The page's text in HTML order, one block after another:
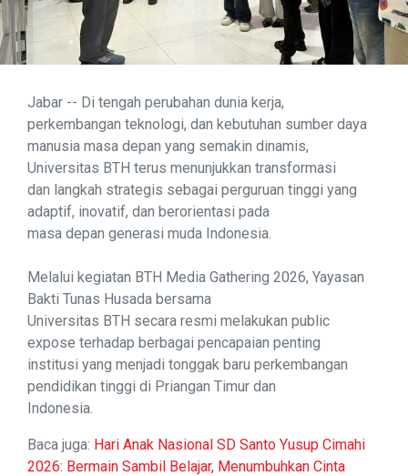
Jabar -- Di tengah perubahan dunia kerja,
perkembangan teknologi, dan kebutuhan sumber daya
manusia masa depan yang semakin dinamis,
Universitas BTH terus menunjukkan transformasi
dan langkah strategis sebagai perguruan tinggi yang
adaptif, inovatif, dan berorientasi pada
masa depan generasi muda Indonesia.
Melalui kegiatan BTH Media Gathering 2026, Yayasan
Bakti Tunas Husada bersama
Universitas BTH secara resmi melakukan public
expose terhadap berbagai pencapaian penting
institusi yang menjadi tonggak baru perkembangan
pendidikan tinggi di Priangan Timur dan
Indonesia.
Baca juga: Hari Anak Nasional SD Santo Yusup Cimahi
2026: Bermain Sambil Belajar, Menumbuhkan Cinta